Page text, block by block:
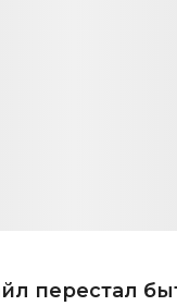
перестал